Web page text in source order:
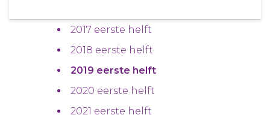
2017 eerste helft
2018 eerste helft
2019 eerste helft
2020 eerste helft
2021 eerste helft